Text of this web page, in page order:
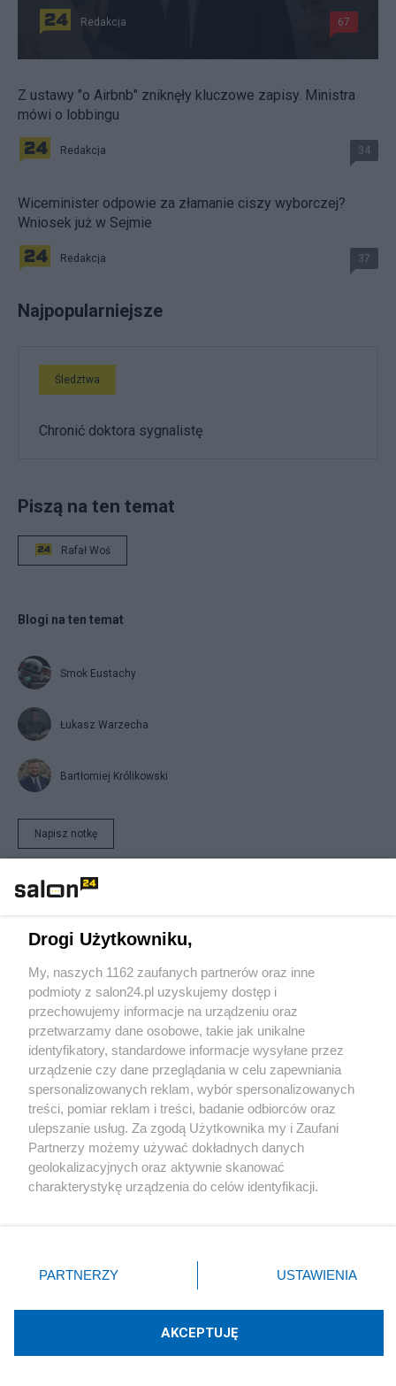
Redakcja 67
Z ustawy "o Airbnb" zniknęły kluczowe zapisy. Ministra
mówi o lobbingu
Redakcja 34
Wiceminister odpowie za złamanie ciszy wyborczej?
Wniosek już w Sejmie
Redakcja 37
Najpopularniejsze
Śledztwa
Chronić doktora sygnalistę
Piszą na ten temat
Rafał Woś
Blogi na ten temat
Smok Eustachy
Łukasz Warzecha
Bartłomiej Królikowski
Napisz notkę
Podziel się swoją opinią
ZAŁÓŻ BLOG
Polityka
Gospodarka
Technologie
Drogi Użytkowniku,
My, naszych 1162 zaufanych partnerów oraz inne
podmioty z salon24.pl uzyskujemy dostęp i
przechowujemy informacje na urządzeniu oraz
przetwarzamy dane osobowe, takie jak unikalne
identyfikatory, standardowe informacje wysyłane przez
urządzenie czy dane przeglądania w celu zapewniania
spersonalizowanych reklam, wybór spersonalizowanych
treści, pomiar reklam i treści, badanie odbiorców oraz
ulepszanie usług. Za zgodą Użytkownika my i Zaufani
Partnerzy możemy używać dokładnych danych
geolokalizacyjnych oraz aktywnie skanować
charakterystykę urządzenia do celów identyfikacji.
zmienić/wycofać klikając przycisk ustawień prywatności
znajdujący się w lewym dolnym rogu strony
rodzaje przetwarzania danych nie wymagają zgody
użytkownika, ale masz prawo sprzeciwić się takiemu
PARTNERZY USTAWIENIA
AKCEPTUJĘ